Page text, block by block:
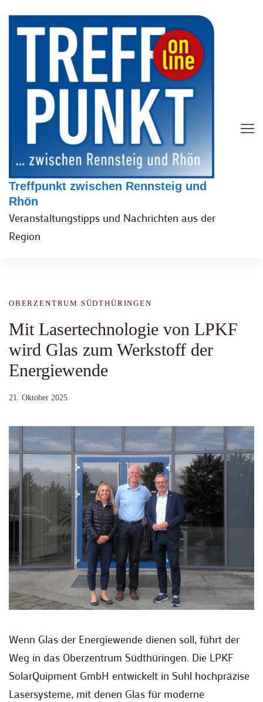
Treffpunkt zwischen Rennsteig und
Rhön
Veranstaltungstipps und Nachrichten aus der
Region
OBERZENTRUM SÜDTHÜRINGEN
Mit Lasertechnologie von LPKF
wird Glas zum Werkstoff der
Energiewende
21. Oktober 2025
Wenn Glas der Energiewende dienen soll, führt der
Weg in das Oberzentrum Südthüringen. Die LPKF
SolarQuipment GmbH entwickelt in Suhl hochpräzise
Lasersysteme, mit denen Glas für moderne